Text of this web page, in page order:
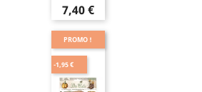
7,40 €
PROMO !
-1,95 €